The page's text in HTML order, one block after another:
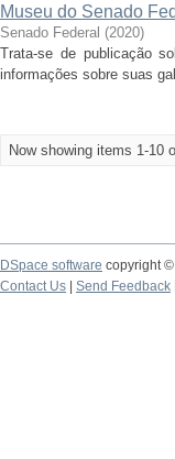
Museu do Senado
Senado Federal (2020)
Trata-se de publicação
informações sobre suas
Now showing items 1-10
DSpace software copyright
Contact Us
Send Feedback